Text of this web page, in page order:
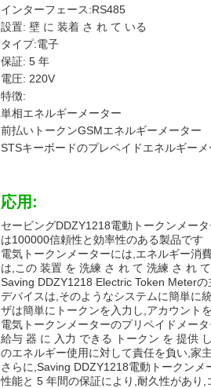
インターフェース:RS485
設置: 壁 に 装着 さ れ て いる
タイプ:電子
保証: 5 年
電圧: 220V
特徴:
単相エネルギーメーター
前払いトークンGSMエネルギーメーター
STSキーボードのプレペイドエネルギー
応用:
セービングDDZY1218電動トークンメー
は100000信頼性と効率性のある製品です
電気トークンメーターには,エネルギー消
は,この 装置 を 洗練 さ れ て 洗練 さ れ
Saving DDZY1218 Electric Token Meter
デバイスは,そのようなシステムに簡単に
ザは簡単にトークンを入力し,アカウント
電気トークンメーターのプリペイドメー
給与 器 に 入力 できる トークン を 提供
のエネルギー使用に対して責任を負い,家
さらに,Saving DDZY1218電動トークン
性能と 5 年間の保証により,耐久性があり